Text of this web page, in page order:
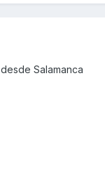
Salamanca